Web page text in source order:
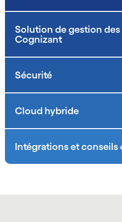
Solution de gestion
Cognizant
Sécurité
Cloud hybride
Intégrations et conseils